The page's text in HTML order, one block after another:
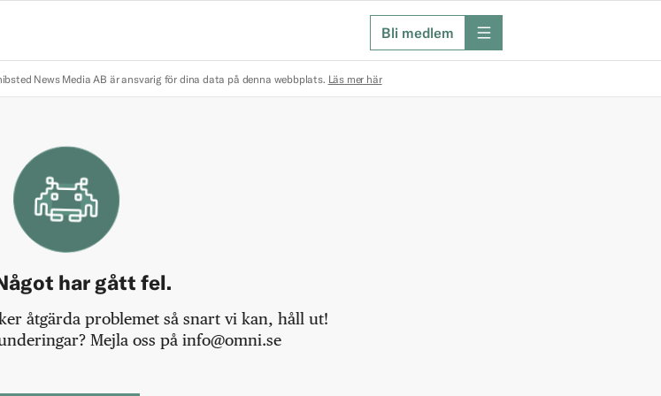
Bli medlem meny
News Media AB är ansvarig för dina data på denna webbplats. Läs mer här
har gått fel.
åtgärda problemet så snart vi kan, håll ut!
Mejla oss på info@omni.se